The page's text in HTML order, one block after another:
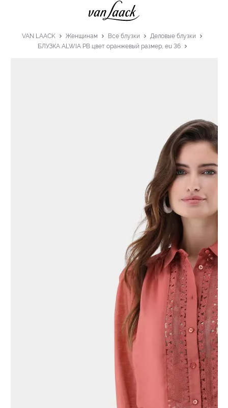
VAN LAACK Женщинам Все блузки
Деловые блузки
БЛУЗКА ALWIA PB цвет оранжевый размер, eu 36